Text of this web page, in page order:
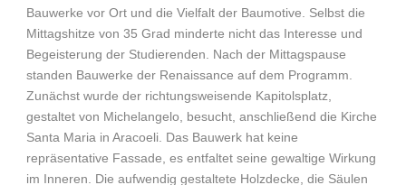
Bauwerke vor Ort und die Vielfalt der Baumotive. Selbst die
Mittagshitze von 35 Grad minderte nicht das Interesse und
Begeisterung der Studierenden. Nach der Mittagspause
standen Bauwerke der Renaissance auf dem Programm.
Zunächst wurde der richtungsweisende Kapitolsplatz,
gestaltet von Michelangelo, besucht, anschließend die Kirche
Santa Maria in Aracoeli. Das Bauwerk hat keine
repräsentative Fassade, es entfaltet seine gewaltige Wirkung
im Inneren. Die aufwendig gestaltete Holzdecke, die Säulen